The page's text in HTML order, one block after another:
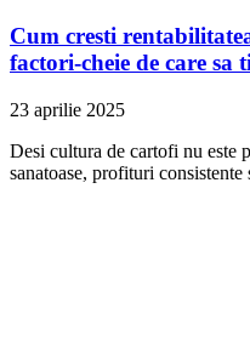
Cum cresti
factori-cheie de care sa
23 aprilie 2025
Desi cultura de cartofi nu este
sanatoase, profituri consistente